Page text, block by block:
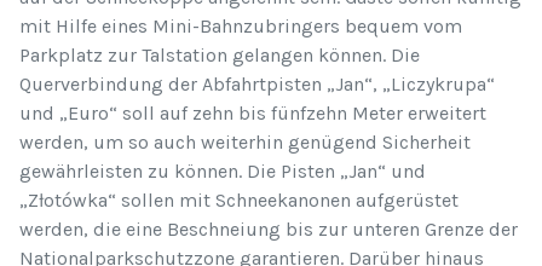
mit Hilfe eines Mini-Bahnzubringers bequem vom
Parkplatz zur Talstation gelangen können. Die
Querverbindung der Abfahrtpisten „Jan“, „Liczykrupa“
und „Euro“ soll auf zehn bis fünfzehn Meter erweitert
werden, um so auch weiterhin genügend Sicherheit
gewährleisten zu können. Die Pisten „Jan“ und
„Złotówka“ sollen mit Schneekanonen aufgerüstet
werden, die eine Beschneiung bis zur unteren Grenze der
Nationalparkschutzzone garantieren. Darüber hinaus